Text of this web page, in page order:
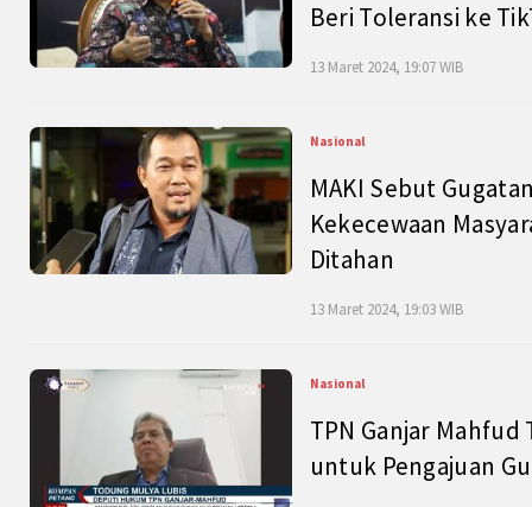
Beri Toleransi ke
13 Maret 2024, 19:07 WIB
Nasional
MAKI Sebut
Kekecewaan
Ditahan
13 Maret 2024, 19:03 WIB
Nasional
TPN Ganjar
untuk Pengajuan